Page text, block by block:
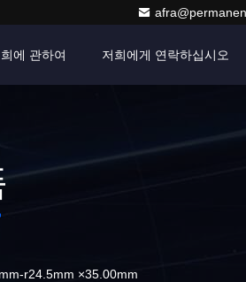
에 관하여 저희에게 연락하십시오
r24.5mm ×35.00mm